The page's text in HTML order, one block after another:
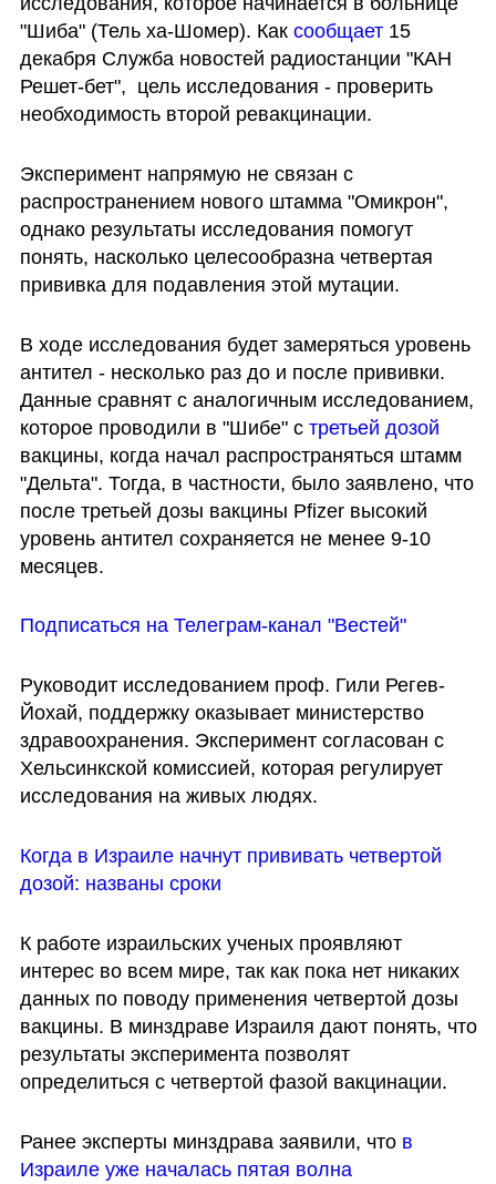
"Шиба" (Тель ха-Шомер). Как сообщает 15
декабря Служба новостей радиостанции "КАН
Решет-бет",  цель исследования - проверить
необходимость второй ревакцинации.
Эксперимент напрямую не связан с
распространением нового штамма "Омикрон",
однако результаты исследования помогут
понять, насколько целесообразна четвертая
прививка для подавления этой мутации.
В ходе исследования будет замеряться уровень
антител - несколько раз до и после прививки.
Данные сравнят с аналогичным исследованием,
которое проводили в "Шибе" с третьей дозой
вакцины, когда начал распространяться штамм
"Дельта". Тогда, в частности, было заявлено, что
после третьей дозы вакцины Pfizer высокий
уровень антител сохраняется не менее 9-10
месяцев.
Подписаться на Телеграм-канал "Вестей"
Руководит исследованием проф. Гили Регев-
Йохай, поддержку оказывает министерство
здравоохранения. Эксперимент согласован с
Хельсинкской комиссией, которая регулирует
исследования на живых людях.
Когда в Израиле начнут прививать четвертой
дозой: названы сроки
К работе израильских ученых проявляют
интерес во всем мире, так как пока нет никаких
данных по поводу применения четвертой дозы
вакцины. В минздраве Израиля дают понять, что
результаты эксперимента позволят
определиться с четвертой фазой вакцинации.
Ранее эксперты минздрава заявили, что в
Израиле уже началась пятая волна